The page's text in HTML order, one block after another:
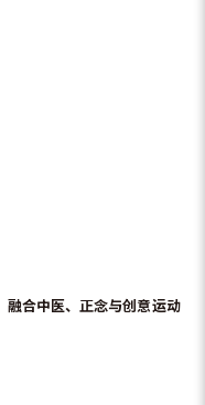
融合中医、正念与创意运动